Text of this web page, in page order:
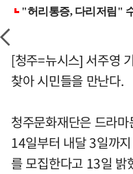
[청주=뉴시스] 서주영
찾아 시민들을 만난다.
청주문화재단은 드라
14일부터 내달 3일까
를 모집한다고 13일 밝